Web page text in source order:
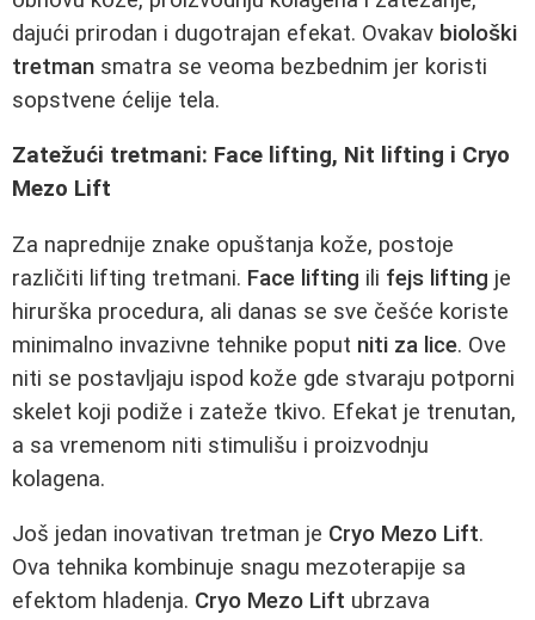
dajući prirodan i dugotrajan efekat. Ovakav biološki
tretman smatra se veoma bezbednim jer koristi
sopstvene ćelije tela.
Zatežući tretmani: Face lifting, Nit lifting i Cryo
Mezo Lift
Za naprednije znake opuštanja kože, postoje
različiti lifting tretmani. Face lifting ili fejs lifting je
hirurška procedura, ali danas se sve češće koriste
minimalno invazivne tehnike poput niti za lice. Ove
niti se postavljaju ispod kože gde stvaraju potporni
skelet koji podiže i zateže tkivo. Efekat je trenutan,
a sa vremenom niti stimulišu i proizvodnju
kolagena.
Još jedan inovativan tretman je Cryo Mezo Lift.
Ova tehnika kombinuje snagu mezoterapije sa
efektom hladenja. Cryo Mezo Lift ubrzava